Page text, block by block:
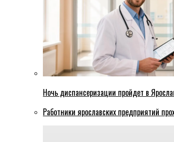
Ночь диспансеризации пройдет в
Работники ярославских предприятий